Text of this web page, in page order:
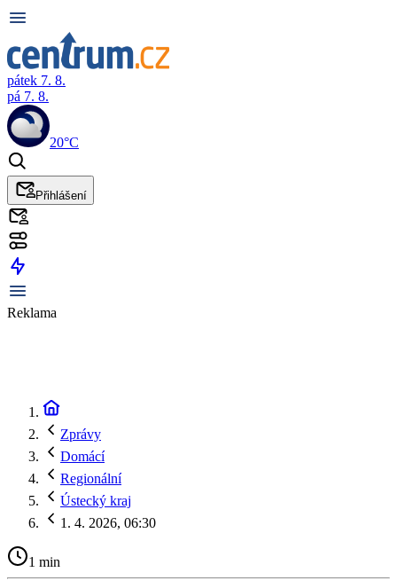
pátek 7. 8.
pá 7. 8.
20°C
Přihlášení
Reklama
Zprávy
Domácí
Regionální
Ústecký kraj
1. 4. 2026, 06:30
1 min